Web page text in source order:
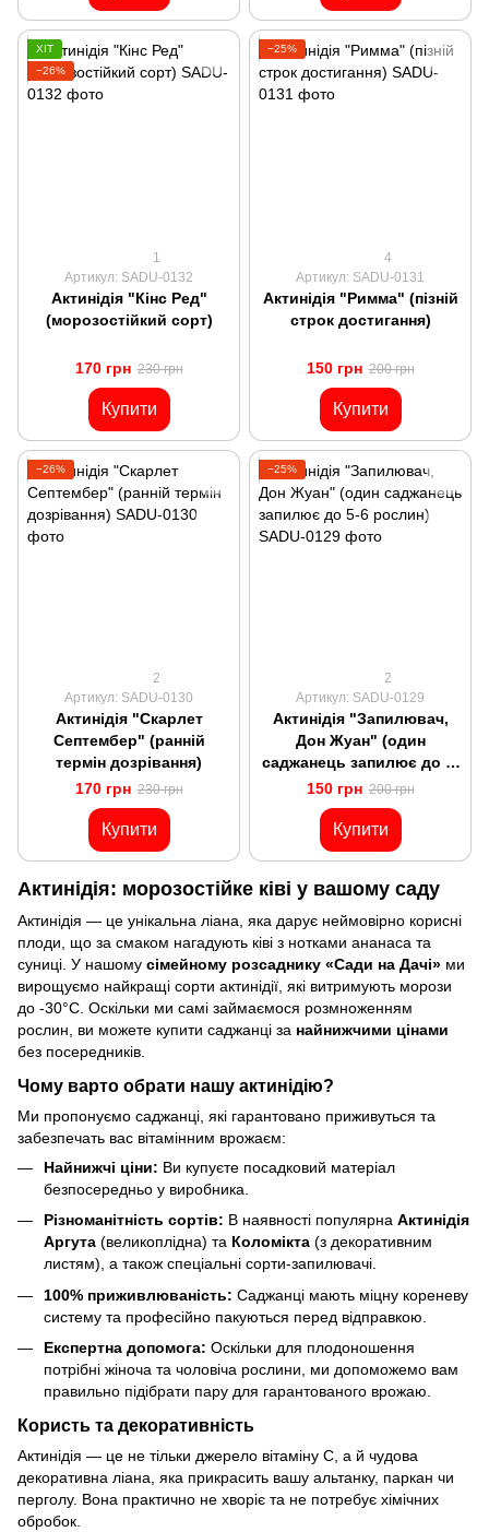
ХІТ
−26%
1
Артикул: SADU-0132
Актинідія "Кінс Ред"
(морозостійкий сорт)
170 грн 230 грн
Купити
−25%
4
Артикул: SADU-0131
Актинідія "Римма" (пізній
строк достигання)
150 грн 200 грн
Купити
−26%
2
Артикул: SADU-0130
Актинідія "Скарлет
Септембер" (ранній
термін дозрівання)
170 грн 230 грн
Купити
−25%
2
Артикул: SADU-0129
Актинідія "Запилювач,
Дон Жуан" (один
саджанець запилює до 5-
6 рослин)
150 грн 200 грн
Купити
Актинідія: морозостійке ківі у вашому саду
Актинідія — це унікальна ліана, яка дарує неймовірно корисні
плоди, що за смаком нагадують ківі з нотками ананаса та
суниці. У нашому сімейному розсаднику «Сади на Дачі» ми
вирощуємо найкращі сорти актинідії, які витримують морози
до -30°C. Оскільки ми самі займаємося розмноженням
рослин, ви можете купити саджанці за найнижчими цінами
без посередників.
Чому варто обрати нашу актинідію?
Ми пропонуємо саджанці, які гарантовано приживуться та
забезпечать вас вітамінним врожаєм:
Найнижчі ціни: Ви купуєте посадковий матеріал
безпосередньо у виробника.
Різноманітність сортів: В наявності популярна Актинідія
Аргута (великоплідна) та Коломікта (з декоративним
листям), а також спеціальні сорти-запилювачі.
100% приживлюваність: Саджанці мають міцну кореневу
систему та професійно пакуються перед відправкою.
Експертна допомога: Оскільки для плодоношення
потрібні жіноча та чоловіча рослини, ми допоможемо вам
правильно підібрати пару для гарантованого врожаю.
Користь та декоративність
Актинідія — це не тільки джерело вітаміну C, а й чудова
декоративна ліана, яка прикрасить вашу альтанку, паркан чи
перголу. Вона практично не хворіє та не потребує хімічних
обробок.